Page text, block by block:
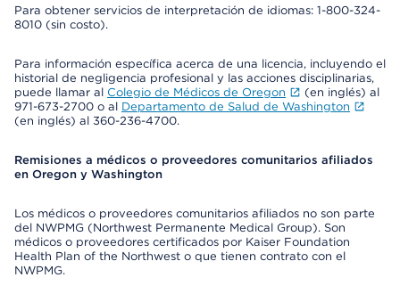
Para obtener servicios de interpretación de idiomas: 1-800-324-
8010 (sin costo).
Para información específica acerca de una licencia, incluyendo el
historial de negligencia profesional y las acciones disciplinarias,
puede llamar al Colegio de Médicos de Oregon
(en inglés) al
971-673-2700 o al Departamento de Salud de Washington
(en inglés) al 360-236-4700.
Remisiones a médicos o proveedores comunitarios afiliados
en Oregon y Washington
Los médicos o proveedores comunitarios afiliados no son parte
del NWPMG (Northwest Permanente Medical Group). Son
médicos o proveedores certificados por Kaiser Foundation
Health Plan of the Northwest o que tienen contrato con el
NWPMG.